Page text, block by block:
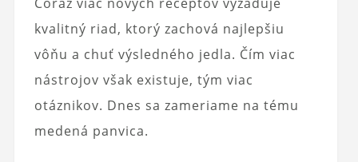
kvalitný riad, ktorý zachová najlepšiu
vôňu a chuť výsledného jedla. Čím viac
nástrojov však existuje, tým viac
otáznikov. Dnes sa zameriame na tému
medená panvica.